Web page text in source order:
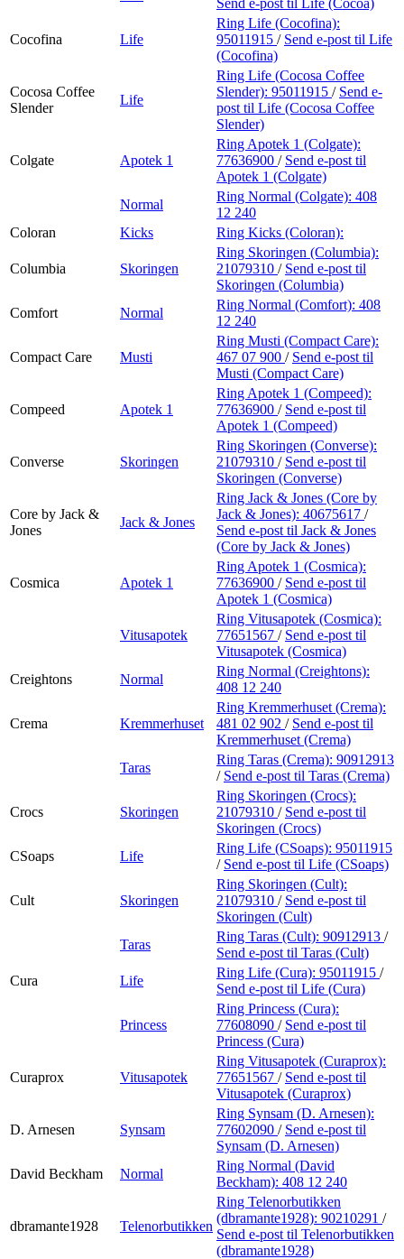
Cocofina Life
Ring Life (Cocofina):
95011915 / Send e-post til Life
(Cocofina)
Cocosa Coffee
Slender
Life
Ring Life (Cocosa Coffee
Slender): 95011915 / Send e-
post til Life (Cocosa Coffee
Slender)
Colgate Apotek 1
Ring Apotek 1 (Colgate):
77636900 / Send e-post til
Apotek 1 (Colgate)
Normal
Ring Normal (Colgate): 408
12 240
Coloran
Kicks Ring Kicks (Coloran):
Columbia Skoringen
Ring Skoringen (Columbia):
21079310 / Send e-post til
Skoringen (Columbia)
Comfort
Normal
Ring Normal (Comfort): 408
12 240
Compact Care Musti
Ring Musti (Compact Care):
467 07 900 / Send e-post til
Musti (Compact Care)
Compeed Apotek 1
Ring Apotek 1 (Compeed):
77636900 / Send e-post til
Apotek 1 (Compeed)
Converse Skoringen
Ring Skoringen (Converse):
21079310 / Send e-post til
Skoringen (Converse)
Core by Jack &
Jones
Jack & Jones
Ring Jack & Jones (Core by
Jack & Jones): 40675617 /
Send e-post til Jack & Jones
(Core by Jack & Jones)
Cosmica Apotek 1
Ring Apotek 1 (Cosmica):
77636900 / Send e-post til
Apotek 1 (Cosmica)
Vitusapotek
Ring Vitusapotek (Cosmica):
77651567 / Send e-post til
Vitusapotek (Cosmica)
Creightons
Normal
Ring Normal (Creightons):
408 12 240
Crema Kremmerhuset
Ring Kremmerhuset (Crema):
481 02 902 / Send e-post til
Kremmerhuset (Crema)
Taras
Ring Taras (Crema): 90912913
/ Send e-post til Taras (Crema)
Crocs Skoringen
Ring Skoringen (Crocs):
21079310 / Send e-post til
Skoringen (Crocs)
CSoaps
Life
Ring Life (CSoaps): 95011915
/ Send e-post til Life (CSoaps)
Cult Skoringen
Ring Skoringen (Cult):
21079310 / Send e-post til
Skoringen (Cult)
Taras
Ring Taras (Cult): 90912913 /
Send e-post til Taras (Cult)
Cura
Life
Ring Life (Cura): 95011915 /
Send e-post til Life (Cura)
Princess
Ring Princess (Cura):
77608090 / Send e-post til
Princess (Cura)
Curaprox Vitusapotek
Ring Vitusapotek (Curaprox):
77651567 / Send e-post til
Vitusapotek (Curaprox)
D. Arnesen Synsam
Ring Synsam (D. Arnesen):
77602090 / Send e-post til
Synsam (D. Arnesen)
David Beckham
Normal
Ring Normal (David
Beckham): 408 12 240
dbramante1928 Telenorbutikken
Ring Telenorbutikken
(dbramante1928): 90210291 /
Send e-post til Telenorbutikken
(dbramante1928)